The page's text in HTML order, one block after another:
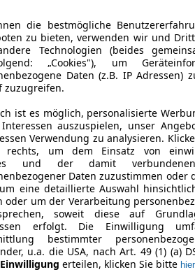
die bestmögliche
zu bieten, verwenden wir und
Technologien (beides
„Cookies"), um
Daten (z.B. IP Adressen)
zuzugreifen.
ist es möglich, personalisierte
auszuspielen, unser
Verwendung zu analysieren.
rechts, um dem Einsatz von
und der damit
Daten zuzustimmen oder
eine detaillierte Auswahl
oder um der Verarbeitung
soweit diese auf
erfolgt. Die Einwilligung
bestimmter
u.a. die USA, nach Art. 49 (1) (a)
erteilen, klicken Sie bitte hier